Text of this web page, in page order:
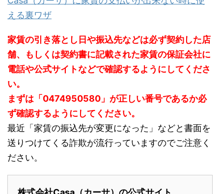
える裏ワザ
家賃の引き落とし日や振込先などは必ず契約した店
舗、もしくは契約書に記載された家賃の保証会社に
電話や公式サイトなどで確認するようにしてくださ
い。
まずは「0474950580」が正しい番号であるか必
ず確認するようにしてください。
最近「家賃の振込先が変更になった」などと書面を
送りつけてくる詐欺が流行っていますのでご注意く
ださい。